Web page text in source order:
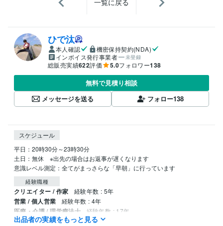
一覧に戻る
ひで汰
本人確認
機密保持契約(NDA)
インボイス発行事業者
未登録
総販売実績622評価 5.0フォロワー138
無料で見積り相談
メッセージを送る
フォロー138
スケジュール
平日：20時30分～23時30分
土日：無休　※出先の場合はお返事が遅くなります
意識レベル測定：全てがまっさらな「早朝」に行っています
経験職種
クリエイター / 作家 経験年数 : 5年
営業 / 個人営業 経験年数 : 4年
医療・介護 / 理学療法士 経験年数 : 17年
ライフスタイル・その他 / 占い師
出品者の実績をもっと見る